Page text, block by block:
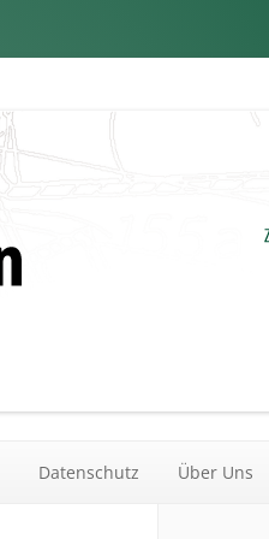
Datenschutz Über Uns